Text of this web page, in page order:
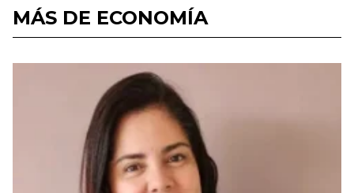
MÁS DE ECONOMÍA